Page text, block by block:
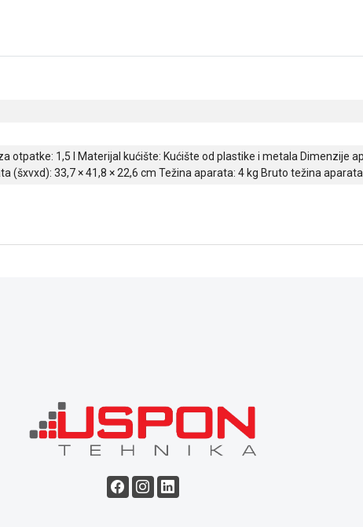
otpatke: 1,5 l Materijal kućište: Kućište od plastike i metala Dimenzije
(šxvxd): 33,7 × 41,8 × 22,6 cm Težina aparata: 4 kg Bruto težina